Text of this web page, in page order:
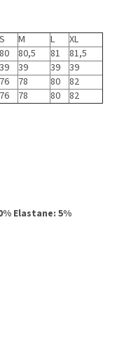
S M L
XL
80 80,5 81
81,5
39 39 39
39
76 78 80
82
76 78 80 82
Elastane: 5%